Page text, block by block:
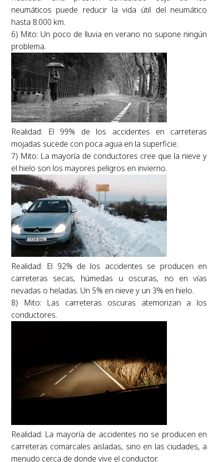
neumáticos puede reducir la vida útil del neumático
hasta 8.000 km.
6) Mito: Un poco de lluvia en verano no supone ningún
problema.
Realidad: El 99% de los accidentes en carreteras
mojadas sucede con poca agua en la superficie.
7) Mito: La mayoría de conductores cree que la nieve y
el hielo son los mayores peligros en invierno.
Realidad: El 92% de los accidentes se producen en
carreteras secas, húmedas u oscuras, no en vías
nevadas o heladas. Un 5% en nieve y un 3% en hielo.
8) Mito: Las carreteras oscuras atemorizan a los
conductores.
Realidad: La mayoría de accidentes no se producen en
carreteras comarcales aisladas, sino en las ciudades, a
menudo cerca de donde vive el conductor.